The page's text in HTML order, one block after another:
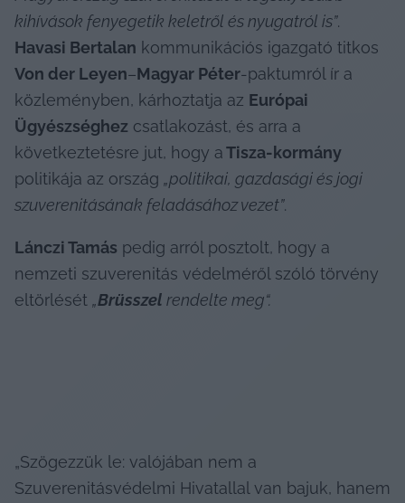
kihívások fenyegetik keletről és nyugatról is”
Havasi Bertalan
Von der Leyen–Magyar Péter-paktumról ír a
közleményben, kárhoztatja az Európai
Ügyészséghez csatlakozást, és arra a
következtetésre jut, hogy a Tisza-kormány
politikája az ország „politikai, gazdasági és jogi
szuverenitásának feladásához vezet”.
Lánczi Tamás pedig arról posztolt, hogy a
nemzeti szuverenitás védelméről szóló törvény
eltörlését „Brüsszel rendelte meg“.
„Szögezzük le: valójában nem a
Szuverenitásvédelmi Hivatallal van bajuk, hanem